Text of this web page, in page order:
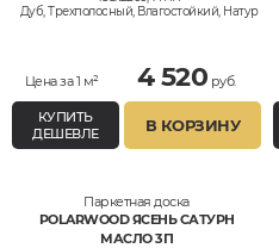
Дуб, Трехполосный, Влагостойкий, Натур
Цена за 1 м² 4 520 руб.
КУПИТЬ
ДЕШЕВЛЕ
В КОРЗИНУ
Паркетная доска
POLARWOOD ЯСЕНЬ САТУРН
МАСЛО 3П